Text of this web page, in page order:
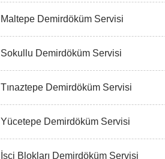
Maltepe Demirdöküm Servisi
Sokullu Demirdöküm Servisi
Tınaztepe Demirdöküm Servisi
Yücetepe Demirdöküm Servisi
İşçi Blokları Demirdöküm Servisi